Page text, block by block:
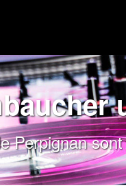
Perpignan